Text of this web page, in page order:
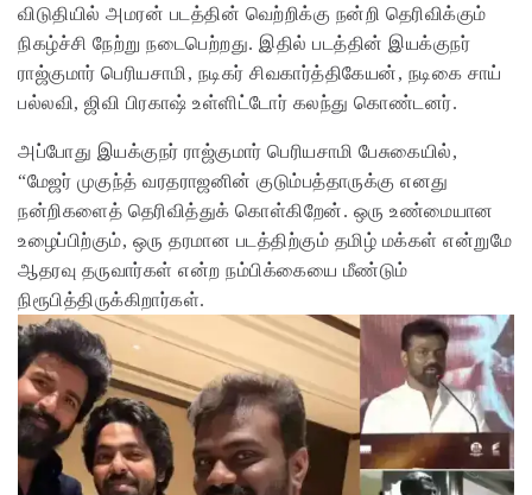
விடுதியில் அமரன் படத்தின் வெற்றிக்கு நன்றி தெரிவிக்கும்
நிகழ்ச்சி நேற்று நடைபெற்றது. இதில் படத்தின் இயக்குநர்
ராஜ்குமார் பெரியசாமி, நடிகர் சிவகார்த்திகேயன், நடிகை சாய்
பல்லவி, ஜிவி பிரகாஷ் உள்ளிட்டோர் கலந்து கொண்டனர்.
அப்போது இயக்குநர் ராஜ்குமார் பெரியசாமி பேசுகையில்,
“மேஜர் முகுந்த் வரதராஜனின் குடும்பத்தாருக்கு எனது
நன்றிகளைத் தெரிவித்துக் கொள்கிறேன். ஒரு உண்மையான
உழைப்பிற்கும், ஒரு தரமான படத்திற்கும் தமிழ் மக்கள் என்றுமே
ஆதரவு தருவார்கள் என்ற நம்பிக்கையை மீண்டும்
நிரூபித்திருக்கிறார்கள்.